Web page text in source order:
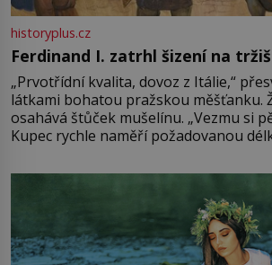
historyplus.cz
Ferdinand I. zatrhl šizení na
„Prvotřídní kvalita, dovoz z Itálie,“
látkami bohatou pražskou měšťanku.
osahává štůček mušelínu. „Vezmu si
Kupec rychle naměří požadovanou
milostpaní. Stačí jenom na sukni,“
množství růžového mušelínu. „Ošidili